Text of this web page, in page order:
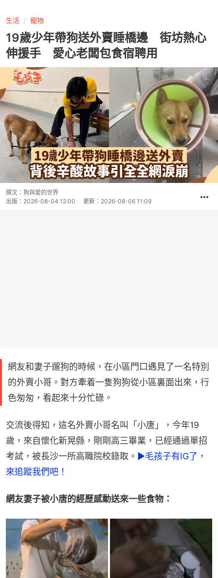
生活 寵物
19歲少年帶狗送外賣睡橋邊 街坊熱心
伸援手 愛心老闆包食宿聘用
撰文： 狗與愛的世界
出版： 2026-08-04 12:00 更新： 2026-08-06 11:09
網友和妻子遛狗的時候，在小區門口遇見了一名特別
的外賣小哥。對方牽着一隻狗狗從小區裏面出來，行
色匆匆，看起來十分忙碌。
交流後得知，這名外賣小哥名叫「小唐」，今年19
歲，來自懷化新晃縣，剛剛高三畢業，已經通過單招
考試，被長沙一所高職院校錄取。 ►毛孩子有IG了，
來追蹤我們吧！
網友妻子被小唐的經歷感動送來一些食物：